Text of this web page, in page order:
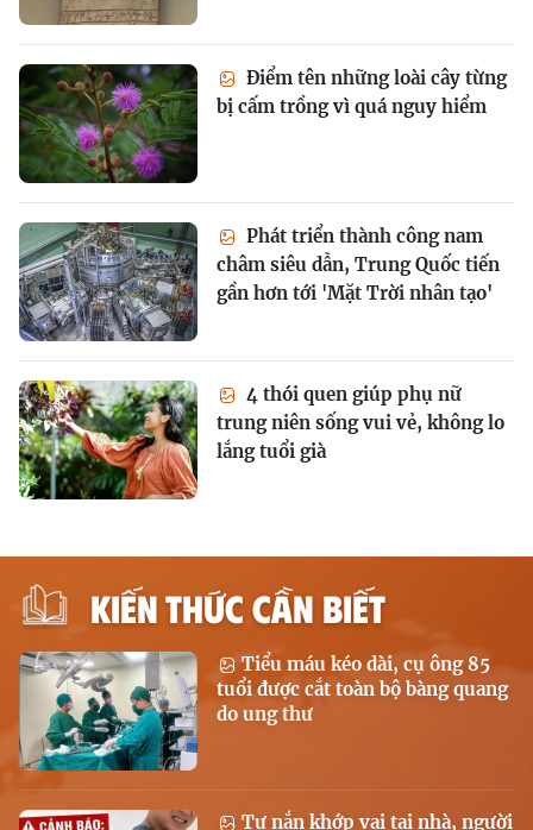
Điểm tên những loài cây từng
bị cấm trồng vì quá nguy hiểm
Phát triển thành công nam
châm siêu dẫn, Trung Quốc tiến
gần hơn tới 'Mặt Trời nhân tạo'
4 thói quen giúp phụ nữ
trung niên sống vui vẻ, không lo
lắng tuổi già
KIẾN THỨC CẦN BIẾT
Tiểu máu kéo dài, cụ ông 85
tuổi được cắt toàn bộ bàng quang
do ung thư
Tự nắn khớp vai tại nhà, người